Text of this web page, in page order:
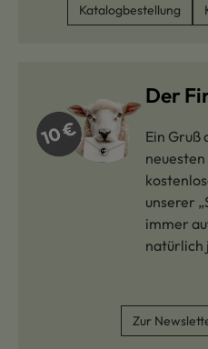
Katalogbestellung
Der
Ein Gruß
unserer
immer
natürlich
Zur